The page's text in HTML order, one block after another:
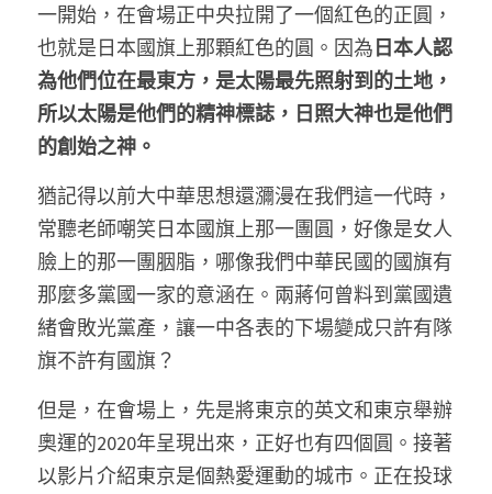
一開始，在會場正中央拉開了一個紅色的正圓，
也就是日本國旗上那顆紅色的圓。因為 日本人認
為他們位在最東方，是太陽最先照射到的土地，
所以太陽是他們的精神標誌，日照大神也是他們
的創始之神。
猶記得以前大中華思想還瀰漫在我們這一代時，
常聽老師嘲笑日本國旗上那一團圓，好像是女人
臉上的那一團胭脂，哪像我們中華民國的國旗有
那麼多黨國一家的意涵在。兩蔣何曾料到黨國遺
緒會敗光黨產，讓一中各表的下場變成只許有隊
旗不許有國旗？
但是，在會場上，先是將東京的英文和東京舉辦
奧運的2020年呈現出來，正好也有四個圓。接著
以影片介紹東京是個熱愛運動的城市。正在投球